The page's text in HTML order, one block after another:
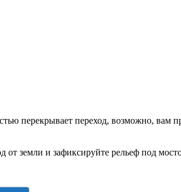
перекрывает переход, возможно, вам
земли и зафиксируйте рельеф под